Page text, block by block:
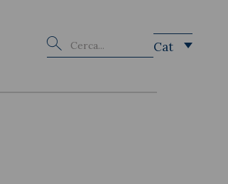
Buscar Cat